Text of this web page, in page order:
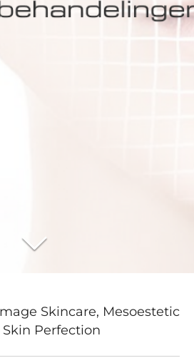
Skincare, Mesoestetic
Perfection